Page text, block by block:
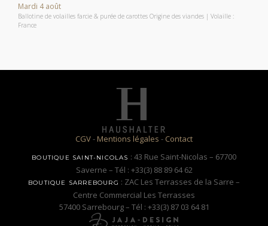
Mardi 4 août
Ballotine de volailles farcie & purée de carottes Origine des viandes | Volaille :
France
CGV- Mentions légales - Contact
BOUTIQUE SAINT-NICOLAS : 43 Rue Saint-Nicolas – 67700
Saverne – Tél : +33(3) 88 89 64 62
BOUTIQUE SARREBOURG : ZAC Les Terrasses de la Sarre –
Centre Commercial Les Terrasses
57400 Sarrebourg – Tél : +33(3) 87 03 64 81